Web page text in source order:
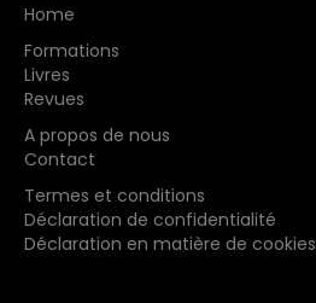
Home
Formations
Livres
Revues
A propos de nous
Contact
Termes et conditions
Déclaration de confidentialité
Déclaration en matière de cookies